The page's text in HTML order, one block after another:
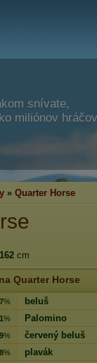
snívate,
miliónov
» Quarter Horse
162 cm
Quarter Horse
%
beluš
%
Palomino
9%
červený beluš
8%
plavák